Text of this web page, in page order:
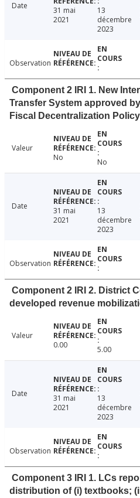
Date
31 mai
2021
13
décembre
2023
Observation
Component 2 IRI 1. New
Transfer System approved
Fiscal Decentralization
Valeur
No
No
Date
31 mai
2021
13
décembre
2023
Observation
Component 2 IRI 2. District
developed revenue
Valeur
0.00
5.00
Date
31 mai
2021
13
décembre
2023
Observation
Component 3 IRI 1. LCs
distribution of (i) textbooks;